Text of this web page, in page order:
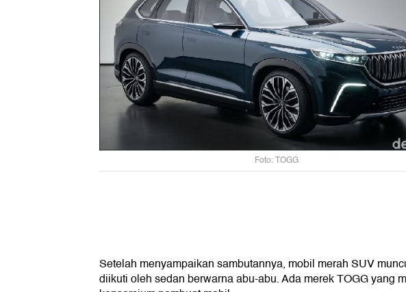
Foto: TOGG
Setelah menyampaikan sambutannya, mobil merah SUV
diikuti oleh sedan berwarna abu-abu. Ada merek TOGG yang